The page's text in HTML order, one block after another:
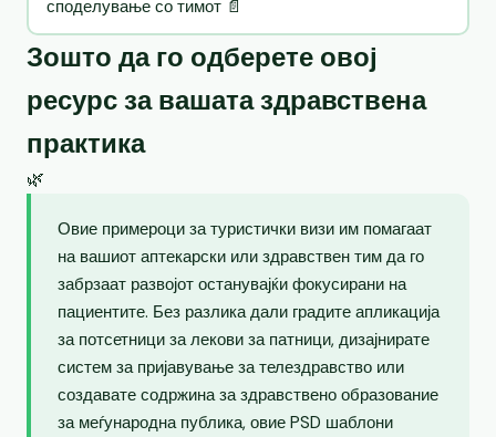
споделување со тимот 📄
Зошто да го одберете овој
ресурс за вашата здравствена
практика
🌿
Овие примероци за туристички визи им помагаат
на вашиот аптекарски или здравствен тим да го
забрзаат развојот останувајќи фокусирани на
пациентите. Без разлика дали градите апликација
за потсетници за лекови за патници, дизајнирате
систем за пријавување за телездравство или
создавате содржина за здравствено образование
за меѓународна публика, овие PSD шаблони